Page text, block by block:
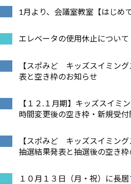
1月より、会議室教室【はじめ
エレベータの使用休止につい
【スポみど キッズスイミン
表と空き枠のお知らせ
【１２.１月期】キッズスイ
時間変更後の空き枠・新規受付
【スポみど キッズスイミン
抽選結果発表と抽選後の空き
１０月１３日（月・祝）に長